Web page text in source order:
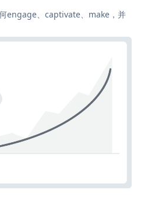
engage、captivate、make，并